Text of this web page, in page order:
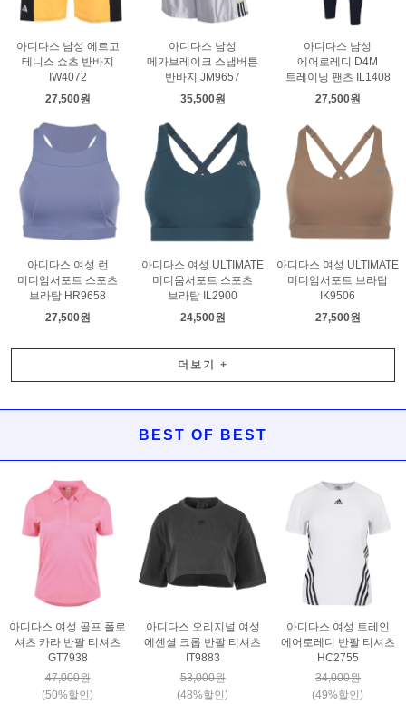
아디다스 남성 에르고
테니스 쇼츠 반바지
IW4072
27,500원
아디다스 남성
메가브레이크 스냅버튼
반바지 JM9657
35,500원
아디다스 남성
에어로레디 D4M
트레이닝 팬츠 IL1408
27,500원
아디다스 여성 런
미디엄서포트 스포츠
브라탑 HR9658
27,500원
아디다스 여성 ULTIMATE
미디움서포트 스포츠
브라탑 IL2900
24,500원
아디다스 여성 ULTIMATE
미디엄서포트 브라탑
IK9506
27,500원
더보기 +
BEST OF BEST
아디다스 여성 골프 폴로
셔츠 카라 반팔 티셔츠
GT7938
47,000원
(50%할인)
아디다스 오리지널 여성
에센셜 크롭 반팔 티셔츠
IT9883
53,000원
(48%할인)
아디다스 여성 트레인
에어로레디 반팔 티셔츠
HC2755
34,000원
(49%할인)